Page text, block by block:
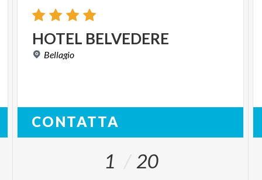
HOTEL BELVEDERE
Bellagio
CONTATTA
1 20